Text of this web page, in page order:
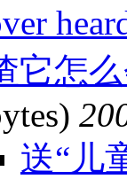
它怎
送“儿